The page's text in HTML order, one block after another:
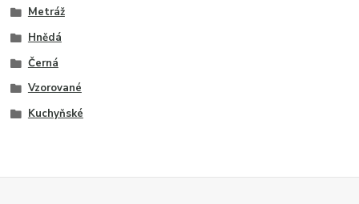
Metráž
Hnědá
Černá
Vzorované
Kuchyňské